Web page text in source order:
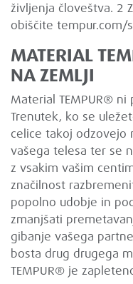
življenja človeštva. 2
obiščite tempur.com/
MATERIAL
NA ZEMLJI
Material TEMPUR®
Trenutek, ko se
celice takoj odzovejo
vašega telesa ter se
z vsakim vašim
značilnost
popolno udobje in
zmanjšati
gibanje vašega
bosta drug drugega
TEMPUR® je